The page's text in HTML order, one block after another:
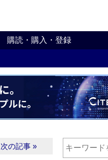
購読・購入・登録
次の記事 »